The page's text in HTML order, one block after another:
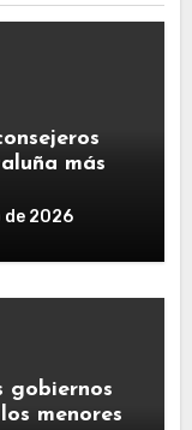
más
de 2026
gobiernos
menores